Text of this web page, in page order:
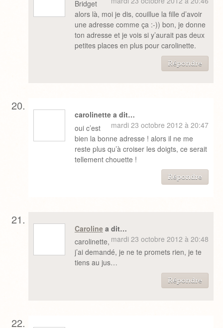
Bridget
alors là, moi je dis, couillue la fille d’avoir
une adresse comme ça :-)) bon, je donne
ton adresse et je vois si y’aurait pas deux
petites places en plus pour carolinette.
Répondre
carolinette a dit…
mardi 23 octobre 2012 à 20:47
oui c’est
bien la bonne adresse ! alors il ne me
reste plus qu’à croiser les doigts, ce serait
tellement chouette !
Répondre
Carolinea dit…
mardi 23 octobre 2012 à 20:48
carolinette,
j’ai demandé, je ne te promets rien, je te
tiens au jus…
Répondre